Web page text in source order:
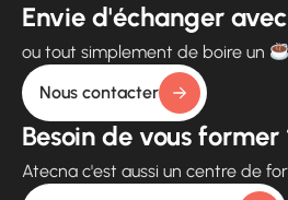
Envie d'échanger
ou tout simplement de boire un
Nous contacter
Besoin de vous former
Atecna c'est aussi un centre de